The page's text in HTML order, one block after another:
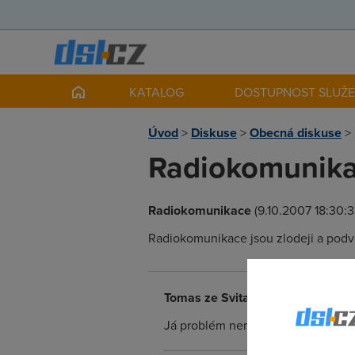
KATALOG DOSTUPNOST
Úvod> Diskuse>Obecná diskuse>
Radiokomunikace(9.10.2007
Radiokomunikace jsou zlodeji a
Tomas ze Svitav
Já problém nemám : 2Mb